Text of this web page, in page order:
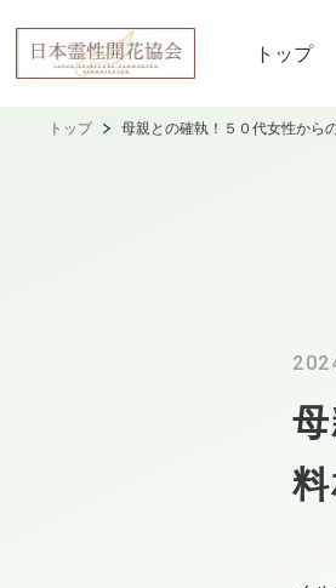
トップ
トップ 母親との確執！５０代女性から
料